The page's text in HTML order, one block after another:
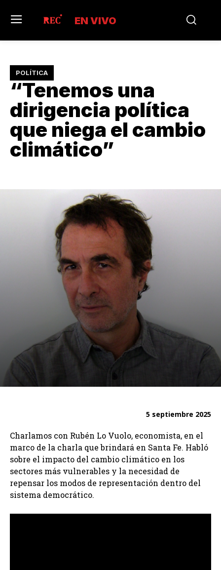
EN VIVO
POLÍTICA
“Tenemos una
dirigencia política
que niega el cambio
climático”
5 septiembre 2025
Charlamos con Rubén Lo Vuolo, economista, en el
marco de la charla que brindará en Santa Fe. Habló
sobre el impacto del cambio climático en los
sectores más vulnerables y la necesidad de
repensar los modos de representación dentro del
sistema democrático.